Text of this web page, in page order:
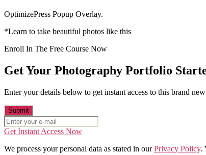
OptimizePress Popup Overlay.
*Learn to take beautiful photos like this
Enroll In The Free Course Now
Get Your Photography Portfolio
Enter your details below to get instant access to this brand
Get Instant Access Now
We process your personal data as stated in ourPrivacy Policy.